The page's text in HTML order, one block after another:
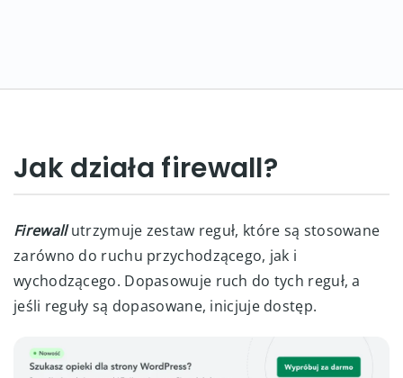
Jak działa firewall?
Firewallutrzymuje zestaw reguł, które są stosowane
zarówno do ruchu przychodzącego, jak i
wychodzącego. Dopasowuje ruch do tych reguł, a
jeśli reguły są dopasowane, inicjuje dostęp.